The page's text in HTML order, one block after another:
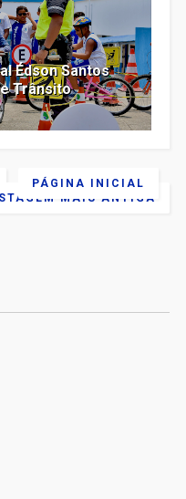
Édson Santos
Trânsito
MAIS ANTIGA
PÁGINA INICIAL